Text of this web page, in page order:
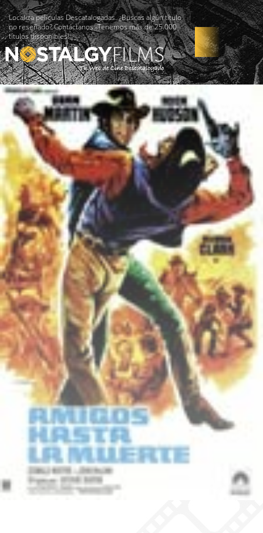
Localiza películas Descatalogadas. ¿Buscas algún título
no reseñado? Contáctanos -Tenemos más de 25.000
títulos disponibles!